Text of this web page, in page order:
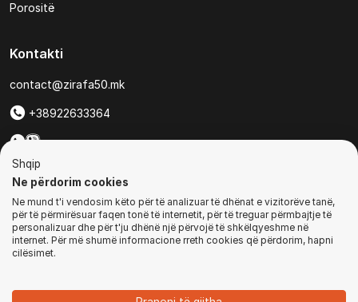
Porositë
Kontakti
contact@zirafa50.mk
+38922633364
Për kërkesa të ofertave:
b2b@zirafa50.mk
Jadranska Magistrala No. 86, Skopje, North Macedonia
© Të gjitha të drejtat e rezervuara
Shqip
Ne përdorim cookies
Ne mund t'i vendosim këto për të analizuar të dhënat e vizitorëve tanë,
për të përmirësuar faqen tonë të internetit, për të treguar përmbajtje të
personalizuar dhe për t'ju dhënë një përvojë të shkëlqyeshme në
internet. Për më shumë informacione rreth cookies që përdorim, hapni
cilësimet.